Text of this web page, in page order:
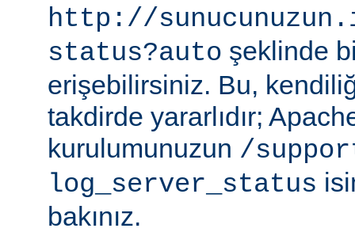
http://
status?auto şeklinde
erişebilirsiniz. Bu,
takdirde yararlıdır;
kurulumunuzun /
log_server_status
bakınız.